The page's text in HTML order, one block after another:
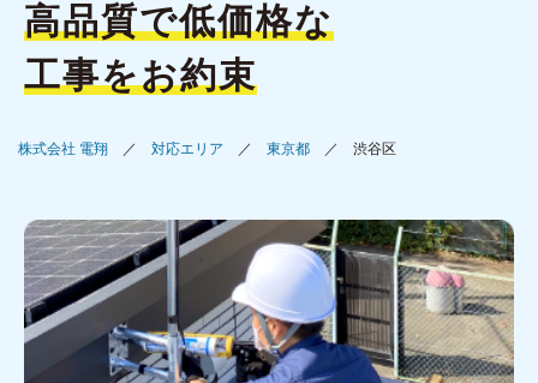
高品質で低価格な
工事をお約束
株式会社 電翔 対応エリア 東京都 渋谷区